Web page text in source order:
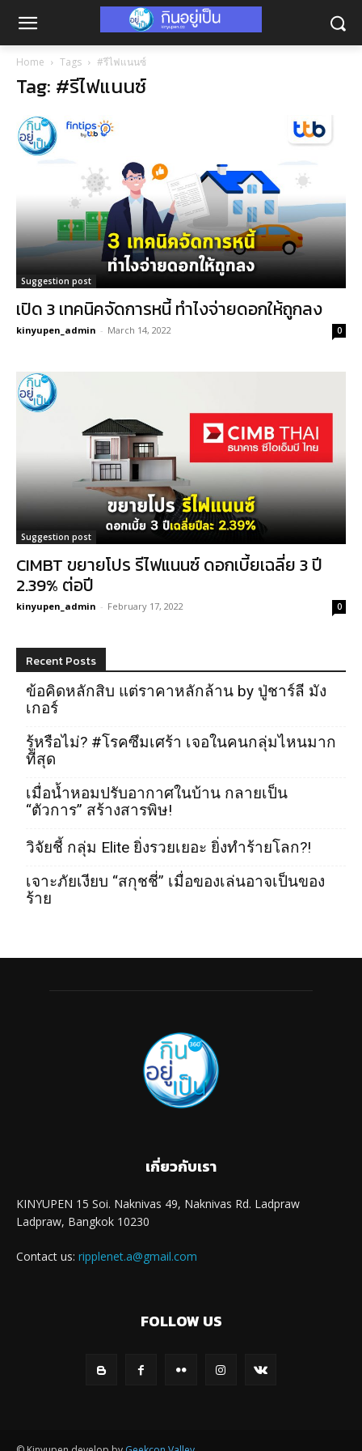
Home Tags #รีไฟแนนซ์
Tag: #รีไฟแนนซ์
Suggestion post
เปิด 3 เทคนิคจัดการหนี้ ทำไงจ่ายดอกให้ถูกลง
kinyupen_admin - March 14, 2022 0
Suggestion post
CIMBT ขยายโปร รีไฟแนนซ์ ดอกเบี้ยเฉลี่ย 3 ปี
2.39% ต่อปี
kinyupen_admin - February 17, 2022 0
Recent Posts
ข้อคิดหลักสิบ แต่ราคาหลักล้าน by ปู่ชาร์ลี มัง
เกอร์
รู้หรือไม่? #โรคซึมเศร้า เจอในคนกลุ่มไหนมาก
ที่สุด
เมื่อน้ำหอมปรับอากาศในบ้าน กลายเป็น
“ตัวการ” สร้างสารพิษ!
วิจัยชี้ กลุ่ม Elite ยิ่งรวยเยอะ ยิ่งทำร้ายโลก?!
เจาะภัยเงียบ “สกุชชี่” เมื่อของเล่นอาจเป็นของ
ร้าย
เกี่ยวกับเรา
KINYUPEN 15 Soi. Naknivas 49, Naknivas Rd. Ladpraw
Ladpraw, Bangkok 10230
Contact us: ripplenet.a@gmail.com
FOLLOW US